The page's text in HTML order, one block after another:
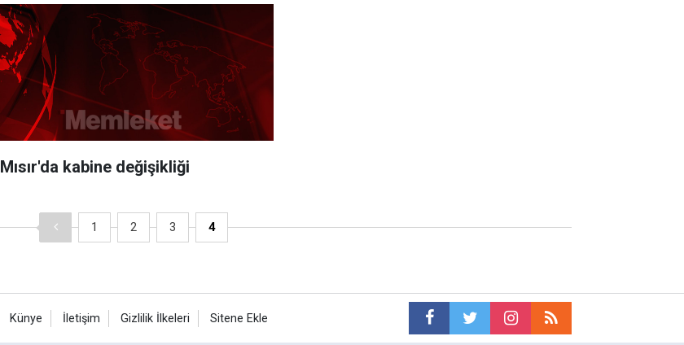
Mısır'da kabine değişikliği
1 2 3 4
Künye İletişim Gizlilik İlkeleri Sitene Ekle